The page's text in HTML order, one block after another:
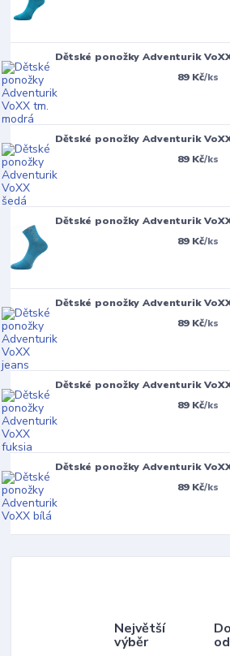
Dětské ponožky Adventurik
89 Kč/ks
Dětské ponožky Adventurik
89 Kč/ks
Dětské ponožky Adventurik
89 Kč/ks
Dětské ponožky Adventurik
89 Kč/ks
Dětské ponožky Adventurik
89 Kč/ks
Dětské ponožky Adventurik
89 Kč/ks
Největší
výběr